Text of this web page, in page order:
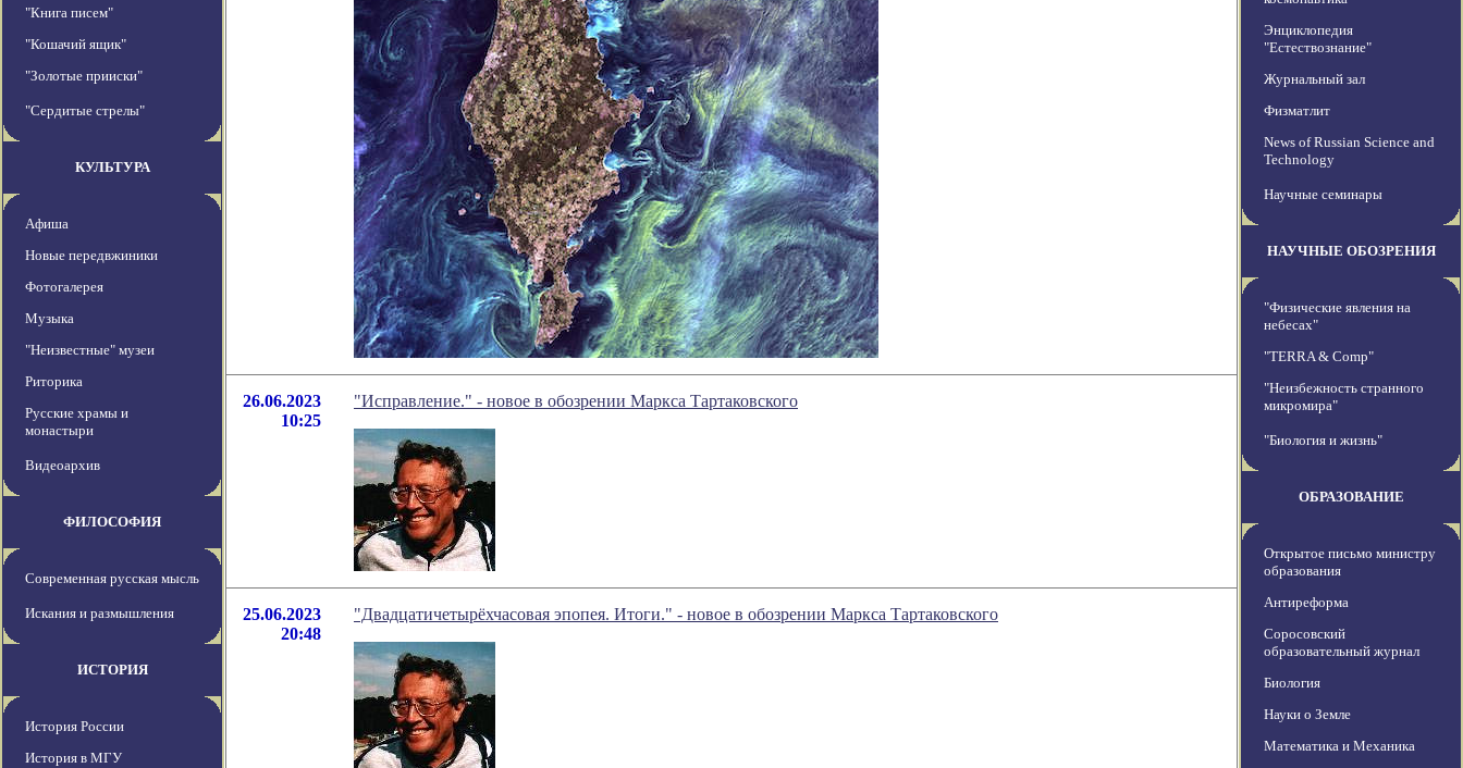
"Книга писем"
"Кошачий ящик"
"Золотые прииски"
"Сердитые стрелы"
КУЛЬТУРА
Афиша
Новые передвжиники
Фотогалерея
Музыка
"Неизвестные" музеи
Риторика
Русские храмы и
монастыри
Видеоархив
ФИЛОСОФИЯ
Современная русская мысль
Искания и размышления
ИСТОРИЯ
История России
История в МГУ
26.06.2023
10:25
"Исправление." - новое в обозрении Маркса Тартаковского
25.06.2023
20:48
"Двадцатичетырёхчасовая эпопея. Итоги." - новое в обозрении Маркса Тартаковского
Энциклопедия
"Естествознание"
Журнальный зал
Физматлит
News of Russian Science and
Technology
Научные семинары
НАУЧНЫЕ ОБОЗРЕНИЯ
"Физические явления на
небесах"
"TERRA & Comp"
"Неизбежность странного
микромира"
"Биология и жизнь"
ОБРАЗОВАНИЕ
Открытое письмо министру
образования
Антиреформа
Соросовский
образовательный журнал
Биология
Науки о Земле
Математика и Механика